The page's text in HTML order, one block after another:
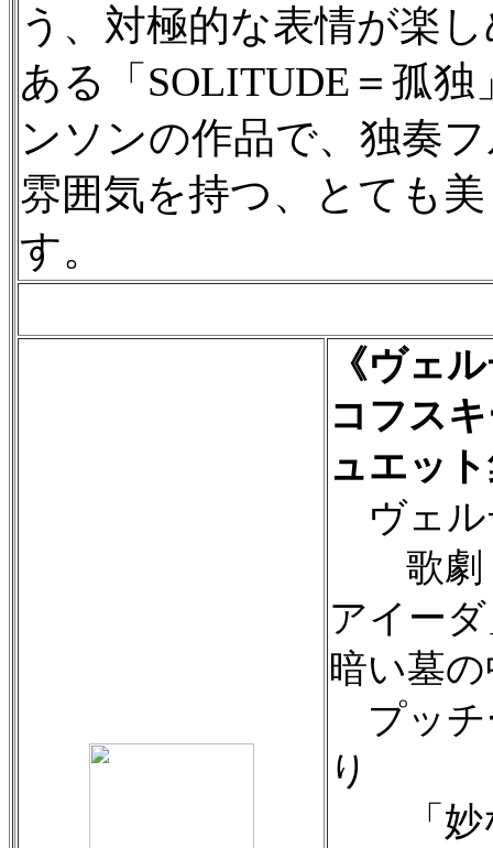
う、対極的な表情が楽
ある「SOLITUDE＝孤
ンソンの作品で、独奏
雰囲気を持つ、とても
す。
《ヴェ
コフス
ュエッ
ヴェル
歌劇「
アイー
暗い墓
プッチ
り
「妙な